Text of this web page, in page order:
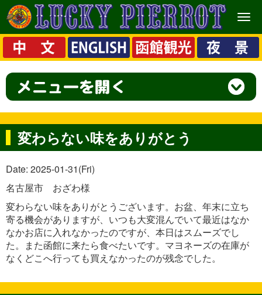
メ
ニ
ュ
ー
変わらない味をありがとう
Date: 2025-01-31(Fri)
名古屋市 おざわ様
変わらない味をありがとうございます。お盆、年末に立ち
寄る機会がありますが、いつも大変混んでいて最近はなか
なかお店に入れなかったのですが、本日はスムーズでし
た。また函館に来たら食べたいです。マヨネーズの在庫が
なくどこへ行っても買えなかったのが残念でした。